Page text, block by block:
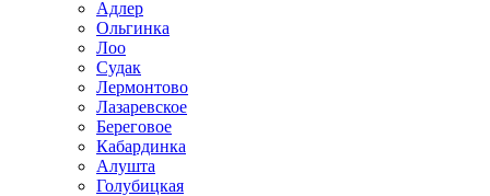
Адлер
Ольгинка
Лоо
Судак
Лермонтово
Лазаревское
Береговое
Кабардинка
Алушта
Голубицкая